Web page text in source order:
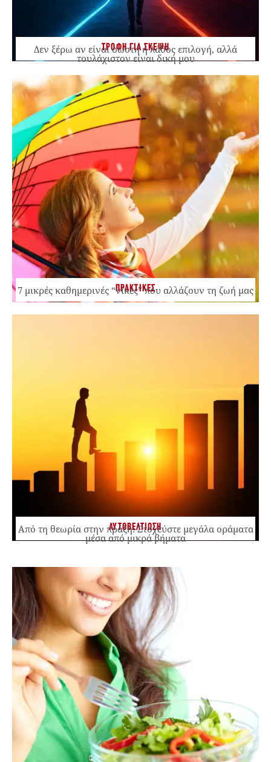
ΤΡΟΦΗ ΓΙΑ ΣΚΕΨΗ
Δεν ξέρω αν είναι σωστή ή λάθος επιλογή, αλλά
τουλάχιστον είναι δική μου
ΠΡΑΚΤΙΚΕΣ
7 μικρές καθημερινές “νίκες” που αλλάζουν τη ζωή μας
ΑΥΤΟΒΕΛΤΙΩΣΗ
Από τη θεωρία στην πράξη: Στοχεύστε μεγάλα οράματα
μέσα από μικρά βήματα